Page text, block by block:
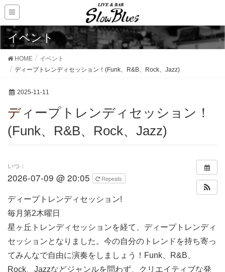
イベント
HOME
イベント
ディープトレンディセッション！(Funk、R&B、Rock、Jazz)
2025-11-11
ディープトレンディセッション！
(Funk、R&B、Rock、Jazz)
いつ：
2026-07-09 @ 20:05 Repeats
ディープトレンディセッション!
毎月第2木曜日
星ヶ丘トレンディセッションを経て、ディープトレンディ
セッションとなりました。今の自分のトレンドを持ち寄っ
てみんなで自由に演奏をしましょう！Funk、R&B、
Rock、Jazzなどジャンルを問わず、クリエイティブな発